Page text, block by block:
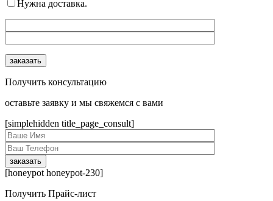
Нужна доставка.
Получить консультацию
оcтавьте заявку и мы свяжемся с вами
[simplehidden title_page_consult]
[honeypot honeypot-230]
Получить Прайс-лист